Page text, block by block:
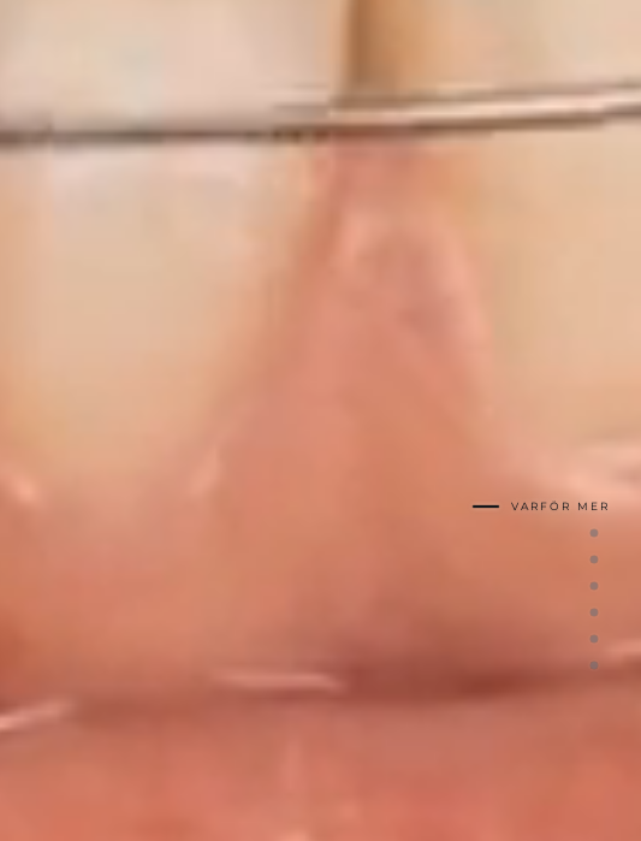
VARFÖR MER